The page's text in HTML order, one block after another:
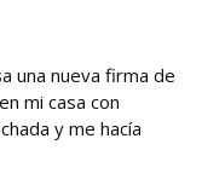
una nueva firma de
mi casa con
y me hacía